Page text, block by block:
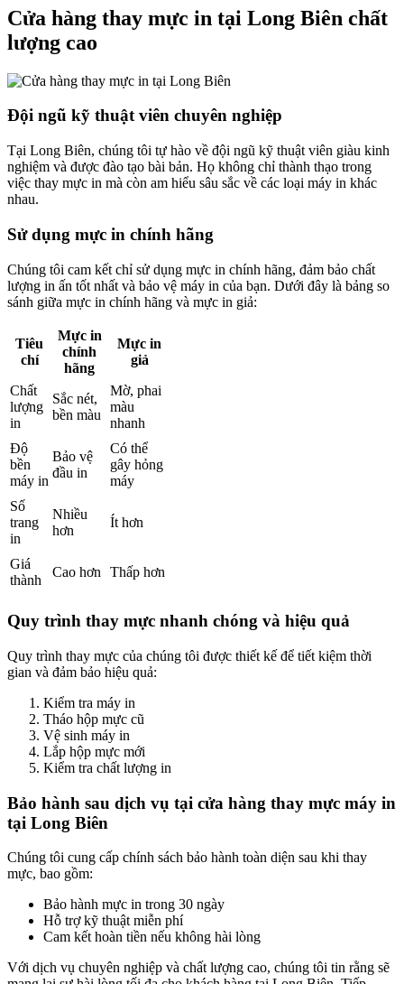
Cửa hàng thay mực in tại Long Biên chất
lượng cao
Đội ngũ kỹ thuật viên chuyên nghiệp
Tại Long Biên, chúng tôi tự hào về đội ngũ kỹ thuật viên giàu kinh
nghiệm và được đào tạo bài bản. Họ không chỉ thành thạo trong
việc thay mực in mà còn am hiểu sâu sắc về các loại máy in khác
nhau.
Sử dụng mực in chính hãng
Chúng tôi cam kết chỉ sử dụng mực in chính hãng, đảm bảo chất
lượng in ấn tốt nhất và bảo vệ máy in của bạn. Dưới đây là bảng so
sánh giữa mực in chính hãng và mực in giả:
Tiêu
chí
Mực in
chính
hãng
Mực in
giả
Chất
lượng
in
Sắc nét,
bền màu
Mờ, phai
màu
nhanh
Độ
bền
máy in
Bảo vệ
đầu in
Có thể
gây hỏng
máy
Số
trang
in
Nhiều
hơn
Ít hơn
Giá
thành
Cao hơn Thấp hơn
Quy trình thay mực nhanh chóng và hiệu quả
Quy trình thay mực của chúng tôi được thiết kế để tiết kiệm thời
gian và đảm bảo hiệu quả:
Kiểm tra máy in
Tháo hộp mực cũ
Vệ sinh máy in
Lắp hộp mực mới
Kiểm tra chất lượng in
Bảo hành sau dịch vụ tại cửa hàng thay mực máy in
tại Long Biên
Chúng tôi cung cấp chính sách bảo hành toàn diện sau khi thay
mực, bao gồm:
Bảo hành mực in trong 30 ngày
Hỗ trợ kỹ thuật miễn phí
Cam kết hoàn tiền nếu không hài lòng
Với dịch vụ chuyên nghiệp và chất lượng cao, chúng tôi tin rằng sẽ